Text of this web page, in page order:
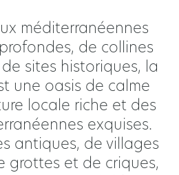
méditerranéennes
de collines
sites historiques, la
une oasis de calme
locale riche et des
exquises.
antiques, de villages
grottes et de criques,